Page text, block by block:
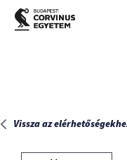
Főoldal
Vissza az